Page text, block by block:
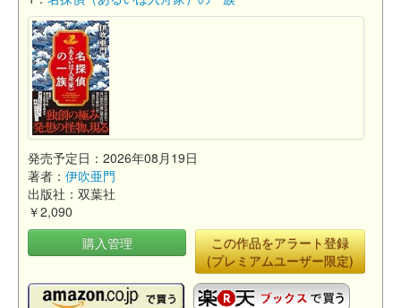
発売予定日：2026年08月19日
著者： 伊吹亜門
出版社：双葉社
￥2,090
購入管理
この作品をアラート登録
(プレミアムユーザー限定)